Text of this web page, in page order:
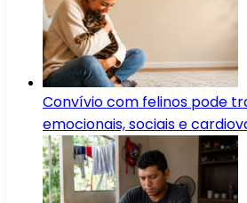
Convívio com felinos pode
emocionais, sociais e